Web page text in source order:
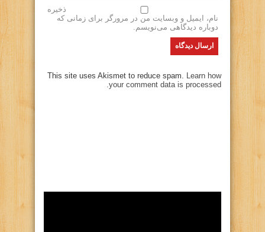
ذخیره
نام، ایمیل و وبسایت من در مرورگر برای زمانی که
دوباره دیدگاهی می‌نویسم.
This site uses Akismet to reduce spam.
Learn how
your comment data is processed.